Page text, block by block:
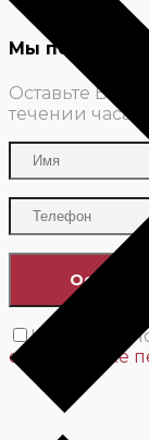
Мы поможем
Оставьте
течении часа
Нажимая
об обработке